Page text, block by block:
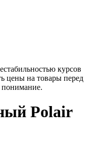
курсов
цены на товары перед
понимание.
Polair